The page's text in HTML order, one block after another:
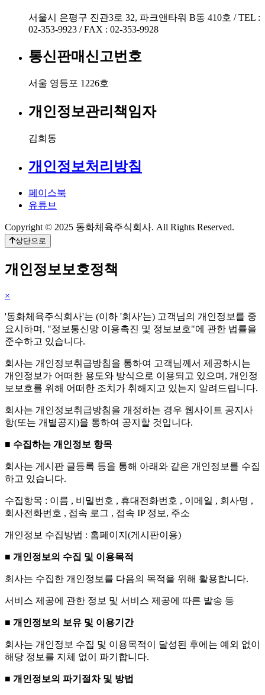
서울시 은평구 진관3로 32, 파크앤타워 B동 410호 / TEL :
02-353-9923 / FAX : 02-353-9928
통신판매신고번호
서울 영등포 1226호
개인정보관리책임자
김희동
개인정보처리방침
페이스북
유튜브
Copyright © 2025 동화체육주식회사. All Rights Reserved.
상단으로
개인정보보호정책
×
'동화체육주식회사'는 (이하 '회사'는) 고객님의 개인정보를 중
요시하며, "정보통신망 이용촉진 및 정보보호"에 관한 법률을
준수하고 있습니다.
회사는 개인정보취급방침을 통하여 고객님께서 제공하시는
개인정보가 어떠한 용도와 방식으로 이용되고 있으며, 개인정
보보호를 위해 어떠한 조치가 취해지고 있는지 알려드립니다.
회사는 개인정보취급방침을 개정하는 경우 웹사이트 공지사
항(또는 개별공지)을 통하여 공지할 것입니다.
■ 수집하는 개인정보 항목
회사는 게시판 글등록 등을 통해 아래와 같은 개인정보를 수집
하고 있습니다.
수집항목 : 이름 , 비밀번호 , 휴대전화번호 , 이메일 , 회사명 ,
회사전화번호 , 접속 로그 , 접속 IP 정보, 주소
개인정보 수집방법 : 홈페이지(게시판이용)
■ 개인정보의 수집 및 이용목적
회사는 수집한 개인정보를 다음의 목적을 위해 활용합니다.
서비스 제공에 관한 정보 및 서비스 제공에 따른 발송 등
■ 개인정보의 보유 및 이용기간
회사는 개인정보 수집 및 이용목적이 달성된 후에는 예외 없이
해당 정보를 지체 없이 파기합니다.
■ 개인정보의 파기절차 및 방법